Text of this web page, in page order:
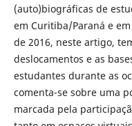
(auto)biográficas de
em Curitiba/Paraná e
de 2016, neste artigo,
deslocamentos e as
estudantes durante as
comenta-se sobre uma
marcada pela